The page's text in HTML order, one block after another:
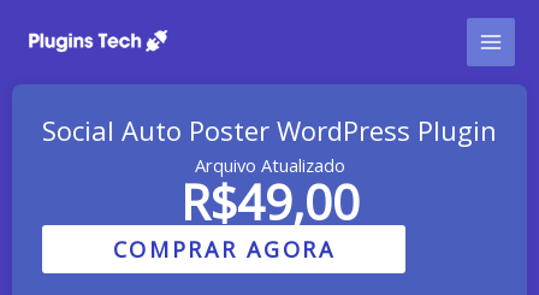
para
conteúdo
Social Auto Poster WordPress Plugin
Arquivo Atualizado
R$49,00
COMPRAR AGORA